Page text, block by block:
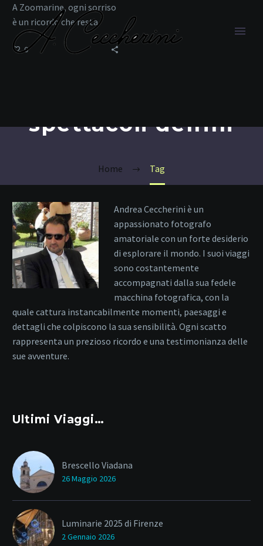
spettacoli delfini
Home Tag
A Zoomarine, ogni sorriso
è un ricordo che resta.
0
Andrea Ceccherini è un
appassionato fotografo
amatoriale con un forte desiderio
di esplorare il mondo. I suoi viaggi
sono costantemente
accompagnati dalla sua fedele
macchina fotografica, con la
quale cattura instancabilmente momenti, paesaggi e
dettagli che colpiscono la sua sensibilità. Ogni scatto
rappresenta un prezioso ricordo e una testimonianza delle
sue avventure.
Ultimi Viaggi…
Brescello Viadana
26 Maggio 2026
Luminarie 2025 di Firenze
2 Gennaio 2026